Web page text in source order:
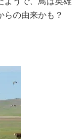
らの由来かも？